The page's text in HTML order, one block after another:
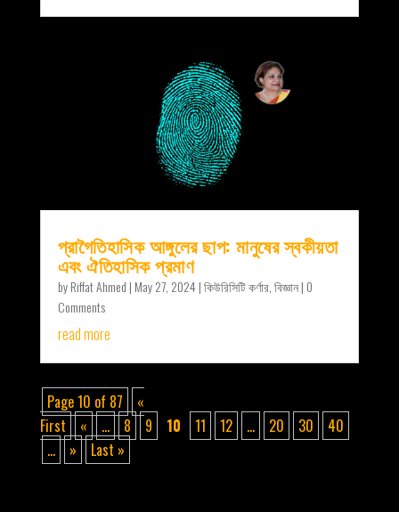
প্রাগৈতিহাসিক আঙ্গুলের ছাপ: মানুষের স্বকীয়তা
এবং ঐতিহাসিক প্রমাণ
byRiffat Ahmed | May 27, 2024|কিউরিসিটি কর্ণার,বিজ্ঞান| 0
Comments
read more
Page 10 of 87
«
First
« ... 8 9 10 11 12 ... 20 30
40
...
» Last »